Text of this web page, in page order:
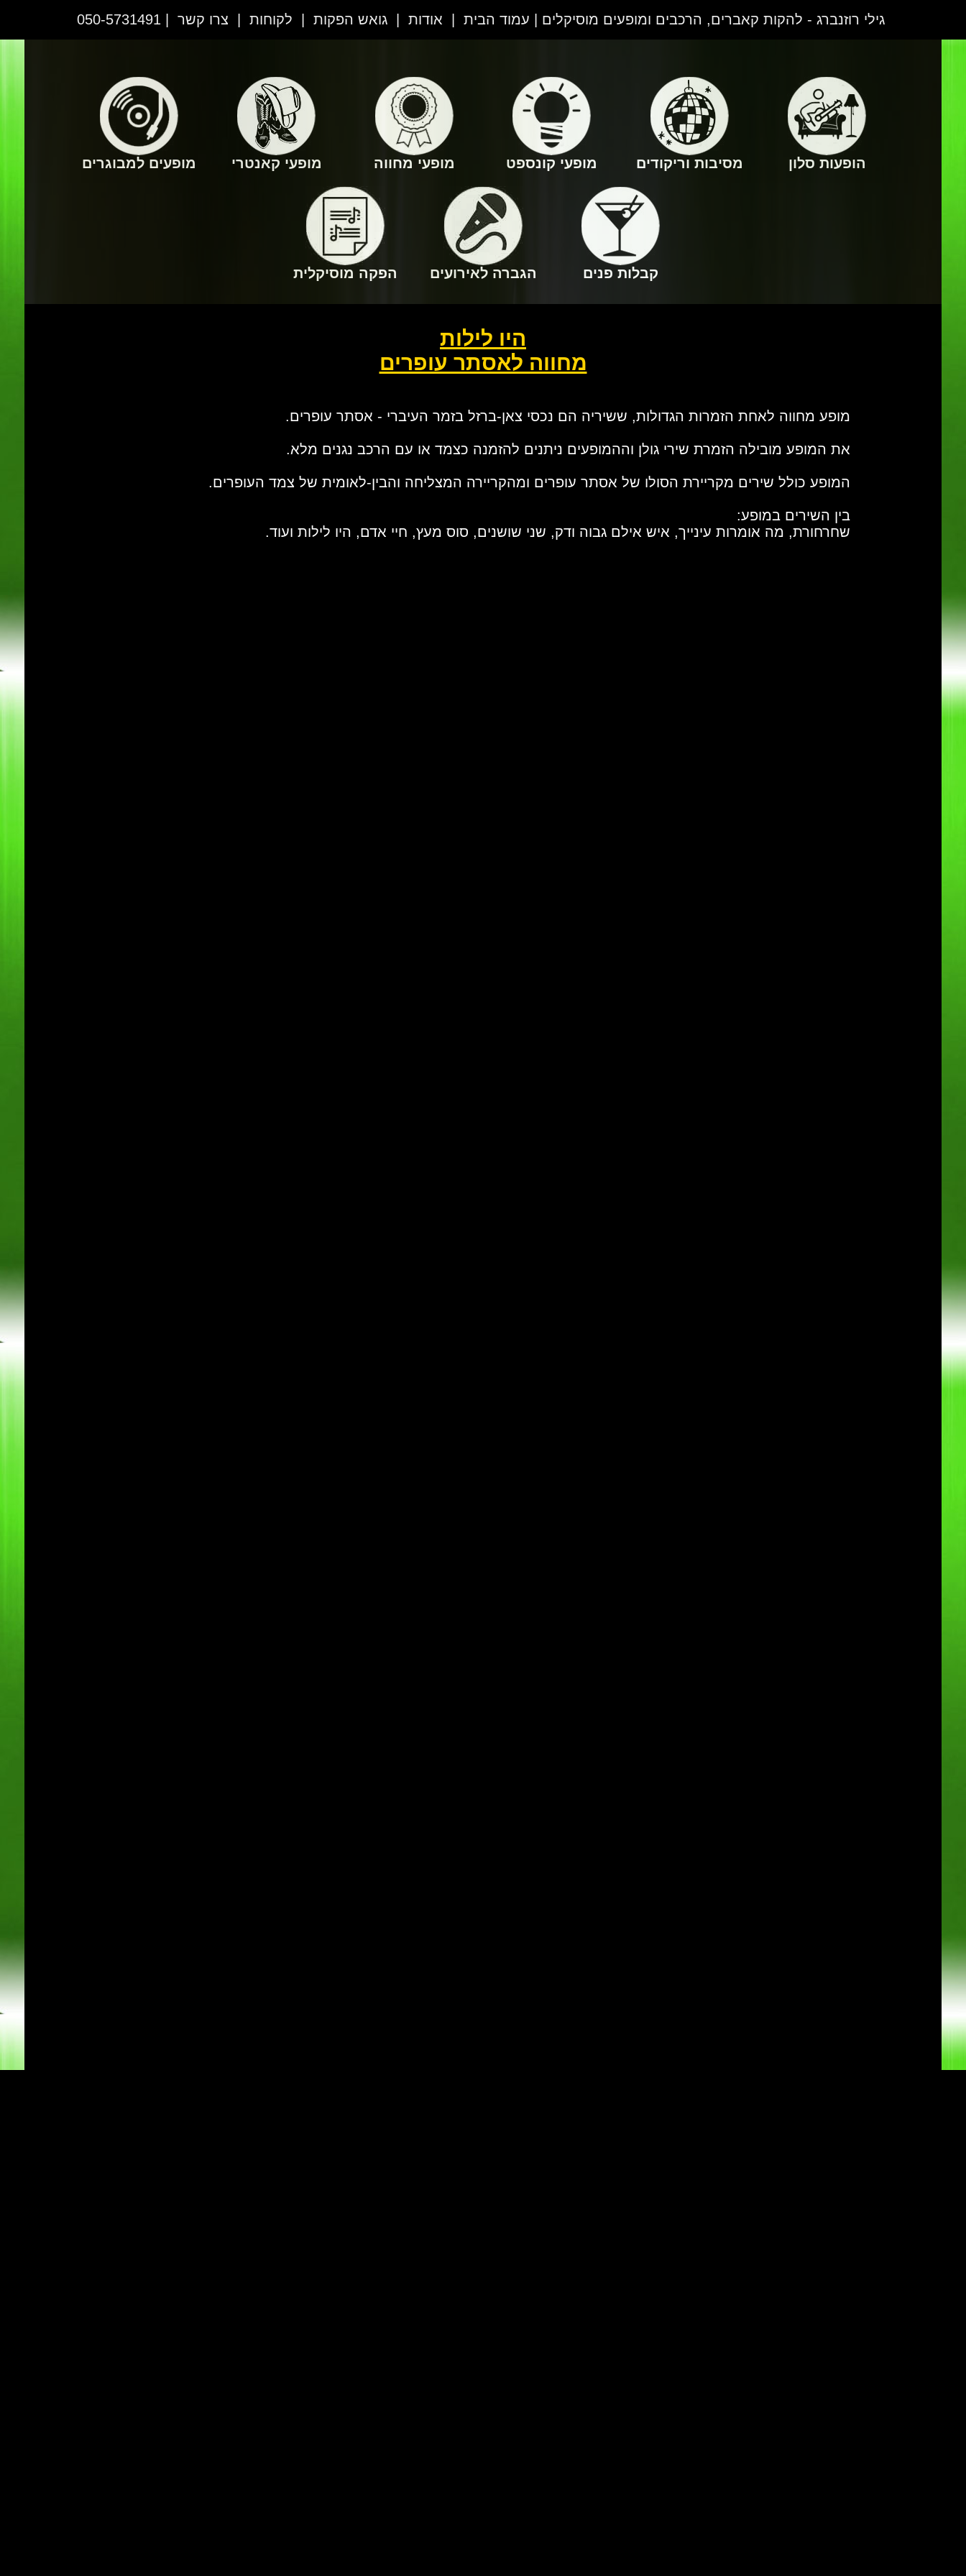
גילי רוזנברג - להקות קאברים, הרכבים ומופעים מוסיקלים | עמוד הבית אודות גואש הפקות לקוחות צרו קשר
הופעות סלון מסיבות וריקודים מופעי קונספט מופעי מחווה מופעי קאנטרי מופעים למבוגרים
קבלות פנים הגברה לאירועים הפקה מוסיקלית
היו לילות
מחווה לאסתר עופרים
מופע מחווה לאחת הזמרות הגדולות, ששיריה הם נכסי צאן-ברזל בזמר העיברי - אסתר עופרים.
את המופע מובילה הזמרת שירי גולן וההמופעים ניתנים להזמנה כצמד או עם הרכב נגנים מלא.
המופע כולל שירים מקריירת הסולו של אסתר עופרים ומהקריירה המצליחה והבין-לאומית של צמד העופרים.
בין השירים במופע:
שחרחורת, מה אומרות עינייך, איש אילם גבוה ודק, שני שושנים, סוס מעץ, חיי אדם, היו לילות ועוד.